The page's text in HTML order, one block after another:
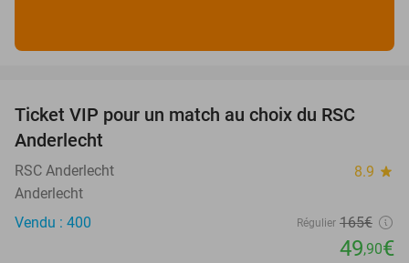
70%
OUT
Ticket VIP pour un match au choix du RSC
Anderlecht
RSC Anderlecht 8.9 star
Anderlecht
Vendu : 400
Régulier 165€
49,90€